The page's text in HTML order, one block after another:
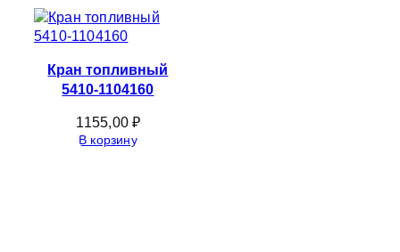
Кран топливный
5410-1104160
1155,00₽
В корзину